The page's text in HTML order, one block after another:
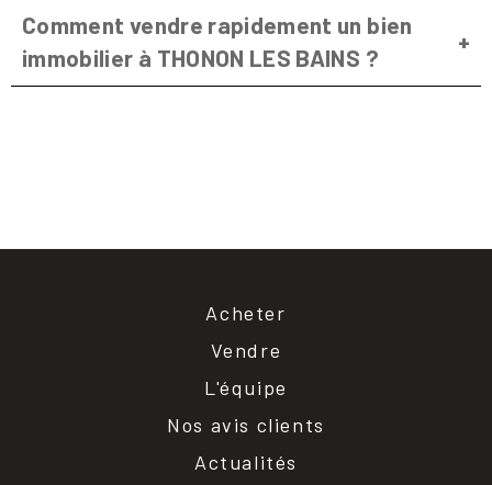
Comment vendre rapidement un bien
immobilier à THONON LES BAINS ?
Acheter
Vendre
L'équipe
Nos avis clients
Actualités